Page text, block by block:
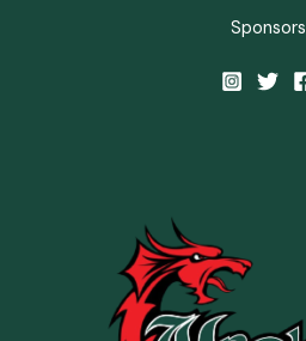
Sponsors